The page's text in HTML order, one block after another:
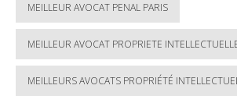
MEILLEUR AVOCAT PENAL PARIS
MEILLEUR AVOCAT PROPRIETE
MEILLEURS AVOCATS PROPRIÉTÉ